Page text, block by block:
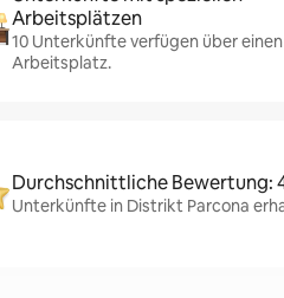
Arbeitsplätzen
10 Unterkünfte verfügen über
Arbeitsplatz.
Durchschnittliche Bewertung:
Unterkünfte in Distrikt Parcona